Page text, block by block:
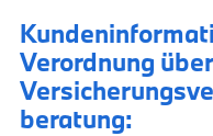
Verordnung
beratung: